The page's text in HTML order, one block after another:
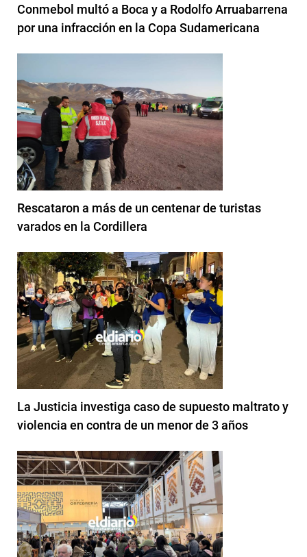
Conmebol multó a Boca y a Rodolfo Arruabarrena
por una infracción en la Copa Sudamericana
Rescataron a más de un centenar de turistas
varados en la Cordillera
La Justicia investiga caso de supuesto maltrato y
violencia en contra de un menor de 3 años